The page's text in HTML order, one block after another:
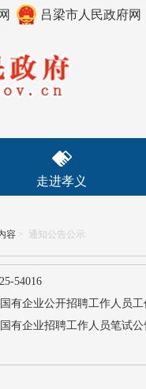
吕梁市人民政府网
走进孝义
容 > 通知公告公示
54016
有企业公开招聘工作人员
有企业招聘工作人员笔试公